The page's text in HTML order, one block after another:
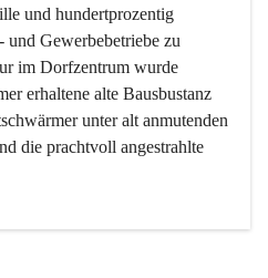
und hundertprozentig
und Gewerbebetriebe zu
im Dorfzentrum wurde
erhaltene alte Bausbustanz
unter alt anmutenden
die prachtvoll angestrahlte
nicht mehr, ist aber integrativer